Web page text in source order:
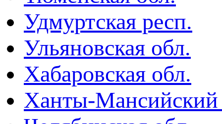
Удмуртская респ.
Ульяновская обл.
Хабаровская обл.
Ханты-